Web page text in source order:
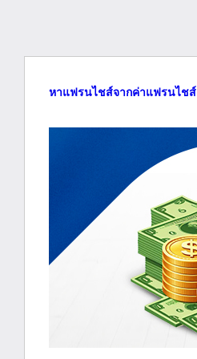
หาแฟรนไชส์จากค่าแฟรนไชส์